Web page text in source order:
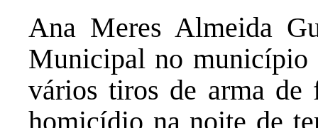
Ana Meres Almeida
Municipal no município
vários tiros de arma de
homicídio na noite de